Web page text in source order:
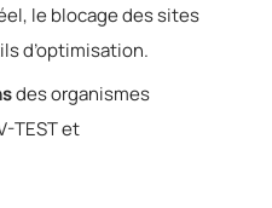
le blocage des sites
d’optimisation.
des organismes
TEST et